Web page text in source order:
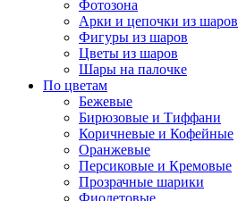
Фотозона
Арки и цепочки из шаров
Фигуры из шаров
Цветы из шаров
Шары на палочке
По цветам
Бежевые
Бирюзовые и Тиффани
Коричневые и Кофейные
Оранжевые
Персиковые и Кремовые
Прозрачные шарики
Фиолетовые